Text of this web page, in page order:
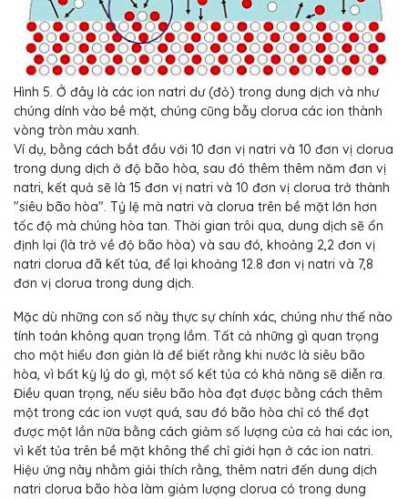
Hình 5. Ở đây là các ion natri dư (đỏ) trong dung dịch và như
chúng dính vào bề mặt, chúng cũng bẫy clorua các ion thành
vòng tròn màu xanh.
Ví dụ, bằng cách bắt đầu với 10 đơn vị natri và 10 đơn vị clorua
trong dung dịch ở độ bão hòa, sau đó thêm thêm năm đơn vị
natri, kết quả sẽ là 15 đơn vị natri và 10 đơn vị clorua trở thành
"siêu bão hòa". Tỷ lệ mà natri và clorua trên bề mặt lớn hơn
tốc độ mà chúng hòa tan. Thời gian trôi qua, dung dịch sẽ ổn
định lại (là trở về độ bão hòa) và sau đó, khoảng 2,2 đơn vị
natri clorua đã kết tủa, để lại khoảng 12.8 đơn vị natri và 7,8
đơn vị clorua trong dung dịch.
Mặc dù những con số này thực sự chính xác, chúng như thế nào
tính toán không quan trọng lắm. Tất cả những gì quan trọng
cho một hiểu đơn giản là để biết rằng khi nước là siêu bão
hòa, vì bất kỳ lý do gì, một số kết tủa có khả năng sẽ diễn ra.
Điều quan trọng, nếu siêu bão hòa đạt được bằng cách thêm
một trong các ion vượt quá, sau đó bão hòa chỉ có thể đạt
được một lần nữa bằng cách giảm số lượng của cả hai các ion,
vì kết tủa trên bề mặt không thể chỉ giới hạn ở các ion natri.
Hiệu ứng này nhằm giải thích rằng, thêm natri đến dung dịch
natri clorua bão hòa làm giảm lượng clorua có trong dung